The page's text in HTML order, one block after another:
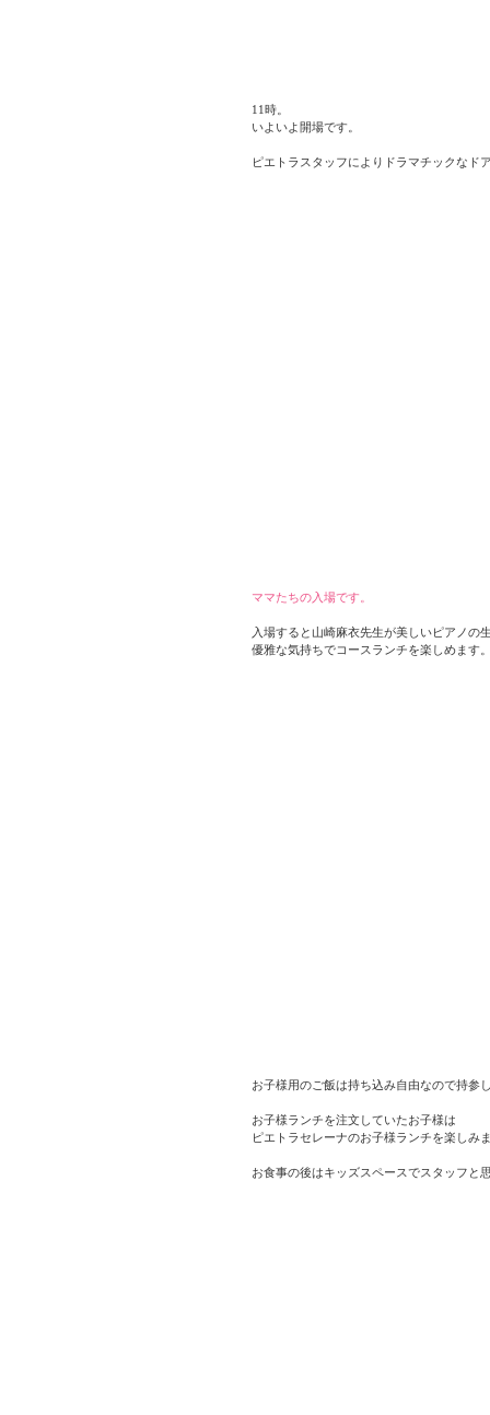
11時。
いよいよ開場です。
ピエトラスタッフによりドラマチックなド
ママたちの入場です。
入場すると山崎麻衣先生が美しいピアノの
優雅な気持ちでコースランチを楽しめます。
お子様用のご飯は持ち込み自由なので持参
お子様ランチを注文していたお子様は
ピエトラセレーナのお子様ランチを楽しみま
お食事の後はキッズスペースでスタッフと